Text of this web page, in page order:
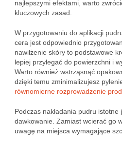
najlepszymi efektami, warto
kluczowych zasad.
W przygotowaniu do aplikacji
cera jest odpowiednio
nawilżenie skóry to podstawowe
lepiej przylegać do powierzchni i
Warto również wstrząsnąć
dzięki temu zminimalizujesz
równomierne rozprowadzenie
Podczas nakładania pudru istotne
dawkowanie. Zamiast wcierać go
uwagę na miejsca wymagające